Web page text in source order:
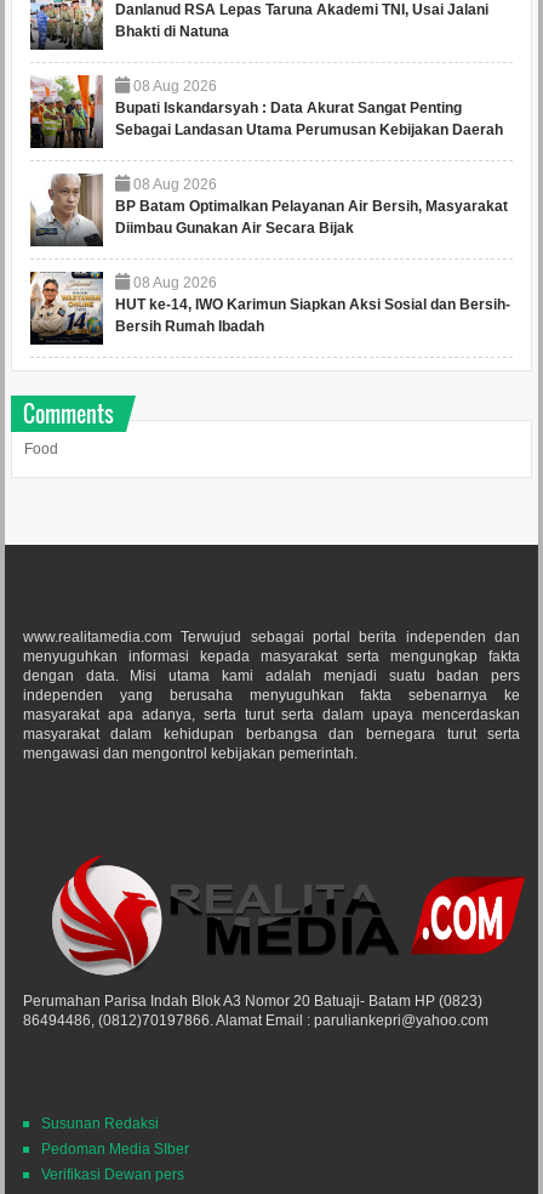
Danlanud RSA Lepas Taruna Akademi TNI, Usai Jalani
Bhakti di Natuna
08 Aug 2026
Bupati Iskandarsyah : Data Akurat Sangat Penting
Sebagai Landasan Utama Perumusan Kebijakan Daerah
08 Aug 2026
BP Batam Optimalkan Pelayanan Air Bersih, Masyarakat
Diimbau Gunakan Air Secara Bijak
08 Aug 2026
HUT ke-14, IWO Karimun Siapkan Aksi Sosial dan Bersih-
Bersih Rumah Ibadah
Comments
Food
www.realitamedia.com Terwujud sebagai portal berita independen dan
menyuguhkan informasi kepada masyarakat serta mengungkap fakta
dengan data. Misi utama kami adalah menjadi suatu badan pers
independen yang berusaha menyuguhkan fakta sebenarnya ke
masyarakat apa adanya, serta turut serta dalam upaya mencerdaskan
masyarakat dalam kehidupan berbangsa dan bernegara turut serta
mengawasi dan mengontrol kebijakan pemerintah.
Perumahan Parisa Indah Blok A3 Nomor 20 Batuaji- Batam HP (0823)
86494486, (0812)70197866. Alamat Email : paruliankepri@yahoo.com
Susunan Redaksi
Pedoman Media SIber
Verifikasi Dewan pers